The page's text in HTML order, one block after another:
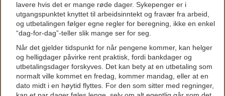
lavere hvis det er mange røde dager. Sykepenger er i
utgangspunktet knyttet til arbeidsinntekt og fravær fra arbeid,
og utbetalingen følger egne regler for beregning, ikke en enkel
“dag-for-dag”-teller slik mange ser for seg.
Når det gjelder tidspunkt for når pengene kommer, kan helger
og helligdager påvirke rent praktisk, fordi bankdager og
utbetalingsdager forskyves. Det kan bety at en utbetaling som
normalt ville kommet en fredag, kommer mandag, eller at en
dato midt i en høytid flyttes. For den som sitter med regninger,